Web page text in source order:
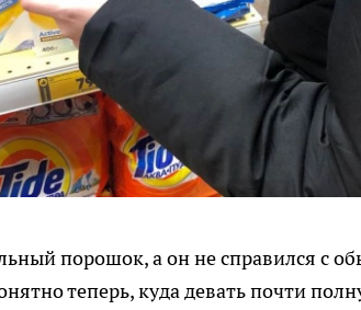
порошок, а он не справился с
теперь, куда девать почти